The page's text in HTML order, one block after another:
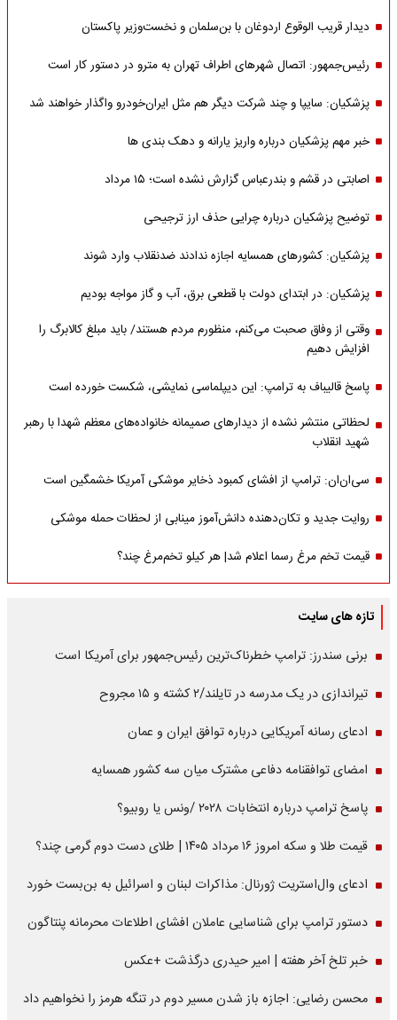
دیدار قریب الوقوع اردوغان با بن‌سلمان و نخست‌وزیر پاکستان
رئیس‌جمهور: اتصال شهرهای اطراف تهران به مترو در دستور کار است
پزشکیان: سایپا و چند شرکت دیگر هم مثل ایران‌خودرو واگذار خواهند شد
خبر مهم پزشکیان درباره واریز یارانه و دهک بندی ها
اصابتی در قشم و بندرعباس گزارش نشده است؛ ۱۵ مرداد
توضیح پزشکیان درباره چرایی حذف ارز ترجیحی
پزشکیان: کشورهای همسایه اجازه ندادند ضدنقلاب وارد شوند
پزشکیان: در ابتدای دولت با قطعی برق، آب و گاز مواجه بودیم
وقتی از وفاق صحبت می‌کنم، منظورم مردم هستند/ باید مبلغ کالابرگ را
افزایش دهیم
پاسخ قالیباف به ترامپ: این دیپلماسی نمایشی، شکست خورده است
لحظاتی منتشر نشده از دیدارهای صمیمانه خانواده‌های معظم شهدا با رهبر
شهید انقلاب
سی‌ان‌ان: ترامپ از افشای کمبود ذخایر موشکی آمریکا خشمگین است
روایت جدید و تکان‌دهنده دانش‌آموز مینابی از لحظات حمله موشکی
قیمت تخم مرغ رسما اعلام شد| هر کیلو تخم‌مرغ چند؟
تازه های سایت
برنی سندرز: ترامپ خطرناک‌ترین رئیس‌جمهور برای آمریکا است
تیراندازی در یک مدرسه در تایلند/۲ کشته و ۱۵ مجروح
ادعای رسانه آمریکایی درباره توافق ایران و عمان
امضای توافقنامه دفاعی مشترک میان سه کشور همسایه
پاسخ ترامپ درباره انتخابات ۲۰۲۸ /ونس یا روبیو؟
قیمت طلا و سکه امروز ۱۶ مرداد ۱۴۰۵ | طلای دست دوم گرمی چند؟
ادعای وال‌استریت ژورنال: مذاکرات لبنان و اسرائیل به بن‌بست خورد
دستور ترامپ برای شناسایی عاملان افشای اطلاعات محرمانه پنتاگون
خبر تلخ آخر هفته | امیر حیدری درگذشت +عکس
محسن رضایی: اجازه باز شدن مسیر دوم در تنگه هرمز را نخواهیم داد